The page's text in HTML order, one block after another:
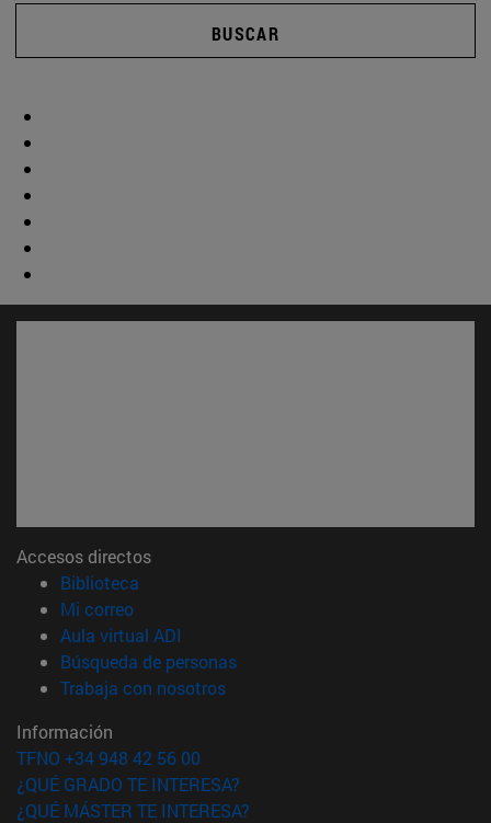
BUSCAR
Accesos directos
Biblioteca
Mi correo(abre en nueva ventana)
Aula virtual ADI
Búsqueda de personas(abre en nueva ventana)
Trabaja con nosotros(abre en nueva ventana)
Información
TFNO +34 948 42 56 00
¿QUÉ GRADO TE INTERESA?
¿QUÉ MÁSTER TE INTERESA?